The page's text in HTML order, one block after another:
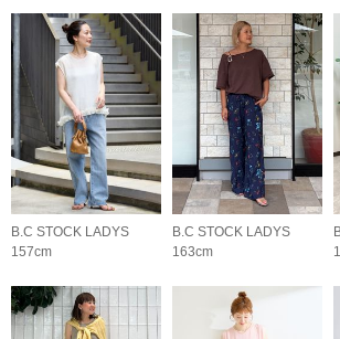
B.C STOCK LADYS
157cm
B.C STOCK LADYS
163cm